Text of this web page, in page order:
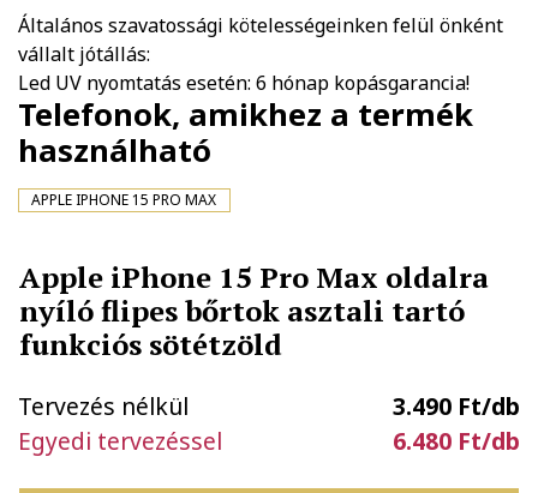
Általános szavatossági kötelességeinken felül önként
vállalt jótállás:
Led UV nyomtatás esetén: 6 hónap kopásgarancia!
Telefonok, amikhez a termék
használható
APPLE IPHONE 15 PRO MAX
Apple iPhone 15 Pro Max oldalra
nyíló flipes bőrtok asztali tartó
funkciós sötétzöld
Tervezés nélkül
3.490 Ft/db
Egyedi tervezéssel
6.480 Ft/db